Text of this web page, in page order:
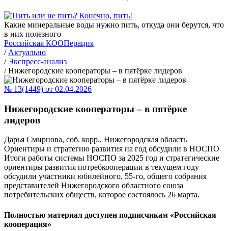
Какие минеральные воды нужно пить, откуда они берутся, что
в них полезного
Российская КООПерация
/ Актуально
/ Экспресс-анализ
/ Нижегородские кооператоры – в пятёрке лидеров
№ 13(1449) от 02.04.2026
Нижегородские кооператоры – в пятёрке
лидеров
Дарья Смирнова, соб. корр., Нижегородская область
Ориентиры и стратегию развития на год обсудили в НОСПО
Итоги работы системы НОСПО за 2025 год и стратегические
ориентиры развития потребкооперации в текущем году
обсудили участники юбилейного, 55-го, общего собрания
представителей Нижегородского областного союза
потребительских обществ, которое состоялось 26 марта.
Полностью материал доступен подписчикам «Российская
кооперация»